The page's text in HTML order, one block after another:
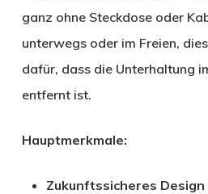
ganz ohne Steckdose oder
unterwegs oder im Freien,
dafür, dass die Unterhaltung
entfernt ist.
Hauptmerkmale:
Zukunftssicheres Design